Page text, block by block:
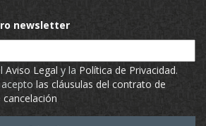
newsletter
Aviso Legal y la Política de Privacidad.
las cláusulas del contrato de